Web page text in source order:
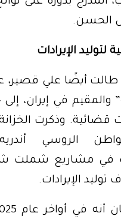
الحسن.
لتوليد الإيرادات
طالت أيضًا علي
والمقيم في إيران،
قضائية. وذكرت
الروسي
في مشاريع شملت
الإيرادات.